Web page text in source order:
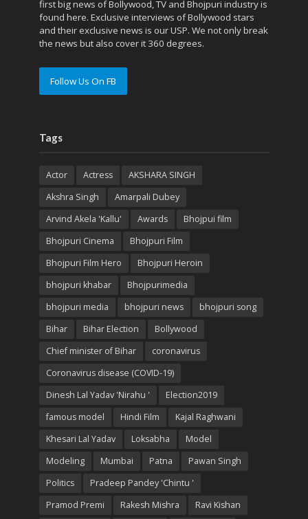
first big news of Bollywood, TV and Bhojpuri industry is
found here. Exclusive interviews of Bollywood stars
and their exclusive news is our USP. We not only break
the news but also cover it 360 degrees.
Follow Us On FB
Tags
Actor Actress
AKSHARA SINGH
Akshra Singh
Amarpali Dubey
Arvind Akela 'Kallu'
Awards
Bhojpui film
Bhojpuri Cinema
Bhojpuri Film
Bhojpuri Film Hero
Bhojpuri Heroin
bhojpuri khabar
Bhojpurimedia
bhojpuri media
bhojpuri news
bhojpuri song
Bihar
Bihar Election
Bollywood
Chief minister of Bihar
coronavirus
Coronavirus disease (COVID-19)
Dinesh Lal Yadav 'Nirahu '
Election2019
famous model
Hindi Film
Kajal Raghwani
Khesari Lal Yadav
Loksabha
Model
Modeling
Mumbai Patna
Pawan Singh
Politics
Pradeep Pandey 'Chintu '
Pramod Premi
Rakesh Mishra Ravi Kishan